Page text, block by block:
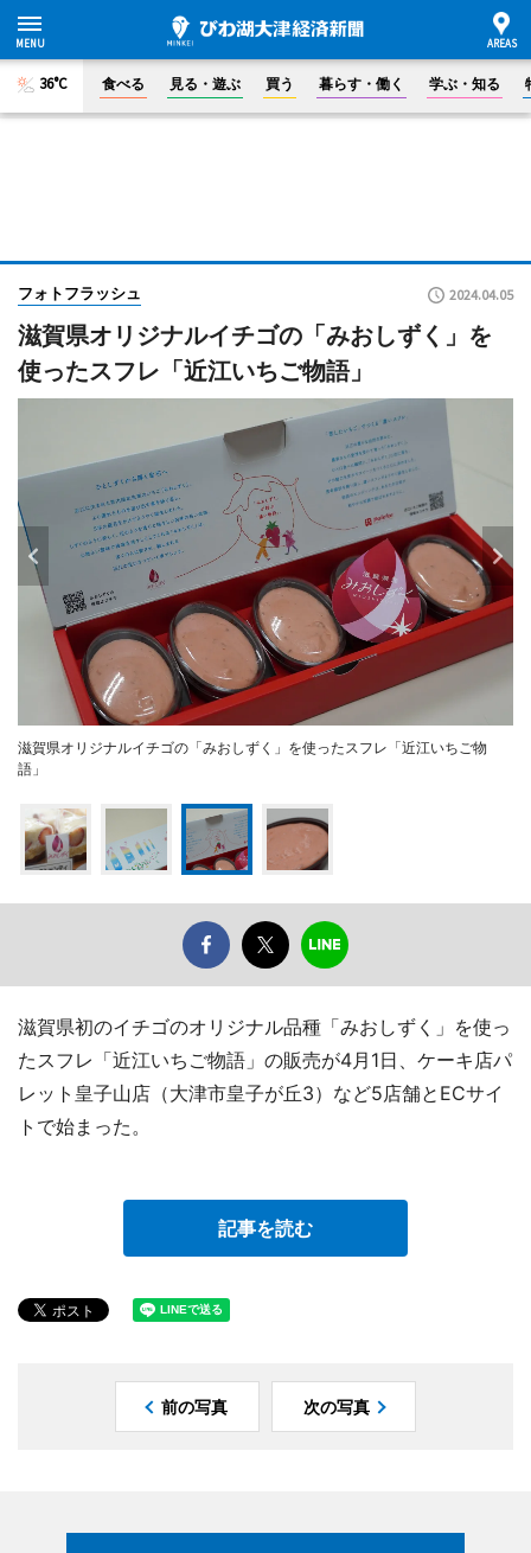
36°C 食べる 見る・遊ぶ 買う 暮らす・働く 学ぶ・知る
フォトフラッシュ 2024.04.05
滋賀県オリジナルイチゴの「みおしずく」を
使ったスフレ「近江いちご物語」
滋賀県オリジナルイチゴの「みおしずく」を使ったスフレ「近江いちご物
語」
滋賀県初のイチゴのオリジナル品種「みおしずく」を使っ
たスフレ「近江いちご物語」の販売が4月1日、ケーキ店パ
レット皇子山店（大津市皇子が丘3）など5店舗とECサイ
トで始まった。
記事を読む
前の写真 次の写真